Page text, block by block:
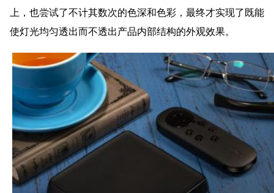
上，也尝试了不计其数次的色深和色彩，最终才实现了既能
使灯光均匀透出而不透出产品内部结构的外观效果。